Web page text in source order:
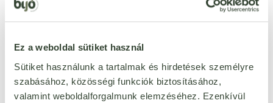
Ez a weboldal sütiket használ
Sütiket használunk a tartalmak és hirdetések személyre
szabásához, közösségi funkciók biztosításához,
valamint weboldalforgalmunk elemzéséhez. Ezenkívül
üzletünkben vásárolható
mild klasszikus
Egységár:9 260 Ft/kg
926
Csak személyesen,